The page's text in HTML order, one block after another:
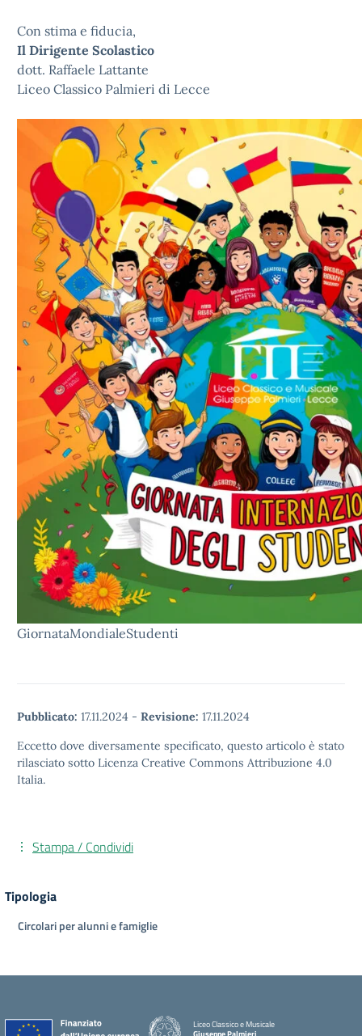
Con stima e fiducia,
Il Dirigente Scolastico
dott. Raffaele Lattante
Liceo Classico Palmieri di Lecce
GiornataMondialeStudenti
Pubblicato: 17.11.2024 - Revisione: 17.11.2024
Eccetto dove diversamente specificato, questo articolo è stato
rilasciato sotto Licenza Creative Commons Attribuzione 4.0
Italia.
Stampa / Condividi
Tipologia
Circolari per alunni e famiglie
Liceo Classico e Musicale
Giuseppe Palmieri